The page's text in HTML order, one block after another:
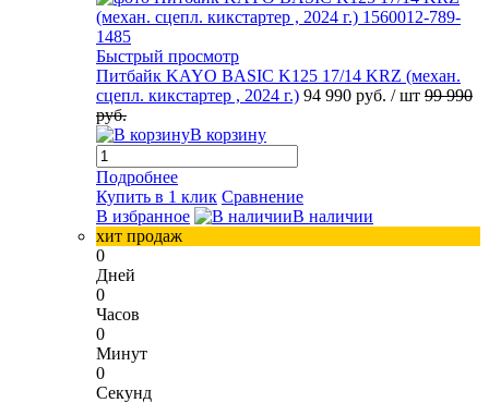
Быстрый просмотр
Питбайк KAYO BASIC K125 17/14 KRZ (механ.
сцепл. кикстартер , 2024 г.) 94 990 руб. / шт 99 990
руб.
В корзину
Подробнее
Купить в 1 клик Сравнение
В избранное
В наличии
хит продаж
0
Дней
0
Часов
0
Минут
0
Секунд